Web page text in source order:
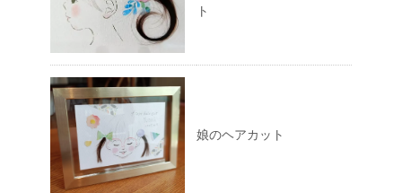
ト
娘のヘアカット